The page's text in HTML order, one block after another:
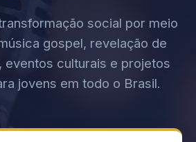
social por meio
gospel, revelação de
eventos culturais e projetos
jovens em todo o Brasil.